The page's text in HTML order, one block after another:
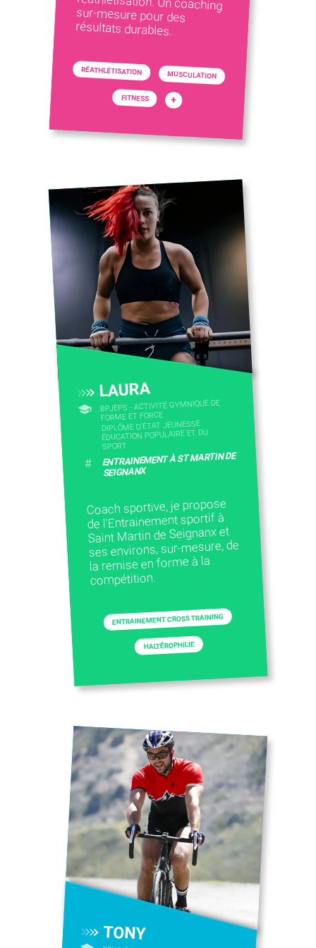
résultats durables.
RÉATHLÉTISATION MUSCULATION
FITNESS +
LAURA
BPJEPS - ACTIVITÉ GYMNIQUE DE
FORME ET FORCE
DIPLÔME D'ÉTAT JEUNESSE
ÉDUCATION POPULAIRE ET DU
SPORT
# ENTRAINEMENT À ST MARTIN DE
SEIGNANX
Coach sportive, je propose
de l'Entrainement sportif à
Saint Martin de Seignanx et
ses environs, sur-mesure, de
la remise en forme à la
compétition.
ENTRAINEMENT CROSS TRAINING
HALTÉROPHILIE
TONY